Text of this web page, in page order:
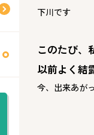
下川です
このたび、
以前よく結
今、出来あが